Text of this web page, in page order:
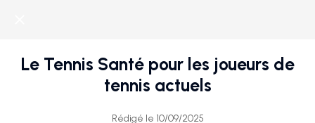
Le Tennis Santé pour les joueurs de
tennis actuels
Rédigé le 10/09/2025